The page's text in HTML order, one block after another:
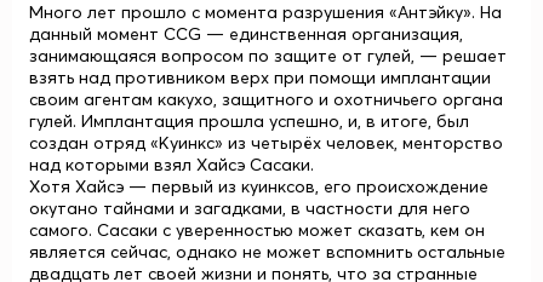
Много лет прошло с момента разрушения «Антэйку». На
данный момент CCG — единственная организация,
занимающаяся вопросом по защите от гулей, — решает
взять над противником верх при помощи имплантации
своим агентам какухо, защитного и охотничьего органа
гулей. Имплантация прошла успешно, и, в итоге, был
создан отряд «Куинкс» из четырёх человек, менторство
над которыми взял Хайсэ Сасаки.
Хотя Хайсэ — первый из куинксов, его происхождение
окутано тайнами и загадками, в частности для него
самого. Сасаки с уверенностью может сказать, кем он
является сейчас, однако не может вспомнить остальные
двадцать лет своей жизни и понять, что за странные